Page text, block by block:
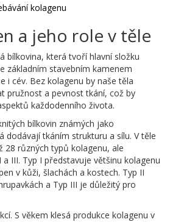
kolagenu
a jeho role v těle
bílkovina, která tvoří hlavní složku
základním stavebním kamenem
i cév. Bez kolagenu by naše těla
pružnost a pevnost tkání, což by
každodenního života.
bílkovin známých jako
dodávají tkáním strukturu a sílu. V těle
28 různých typů kolagenu, ale
III. Typ I představuje většinu kolagenu
v kůži, šlachách a kostech. Typ II
a Typ III je důležitý pro
S věkem klesá produkce kolagenu v